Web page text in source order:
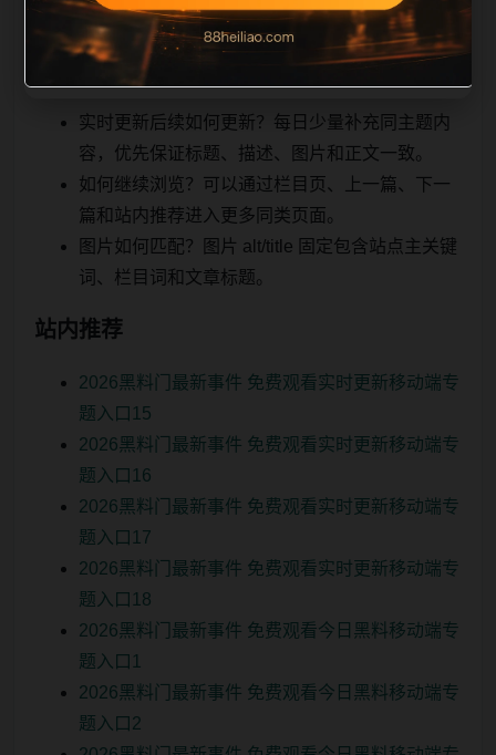
关键词、不同栏目词和不同问题角度。栏目页则保留清
晰入口，方便后续专题自动归集。发布后按真实浏览器
复查首屏、图片、跳转体验、相关推荐和加载速度。
实时更新后续如何更新？每日少量补充同主题内
容，优先保证标题、描述、图片和正文一致。
如何继续浏览？可以通过栏目页、上一篇、下一
篇和站内推荐进入更多同类页面。
图片如何匹配？图片 alt/title 固定包含站点主关键
词、栏目词和文章标题。
站内推荐
2026黑料门最新事件 免费观看实时更新移动端专
题入口15
2026黑料门最新事件 免费观看实时更新移动端专
题入口16
2026黑料门最新事件 免费观看实时更新移动端专
题入口17
2026黑料门最新事件 免费观看实时更新移动端专
题入口18
2026黑料门最新事件 免费观看今日黑料移动端专
题入口1
2026黑料门最新事件 免费观看今日黑料移动端专
题入口2